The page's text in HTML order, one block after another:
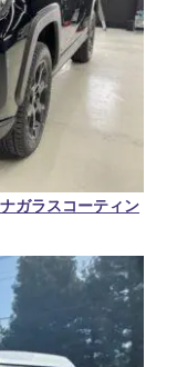
ガラスコーティン